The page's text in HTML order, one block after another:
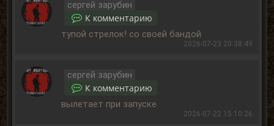
сергей зарубин
К комментарию
тупой стрелок! со своей бандой
2026-07-23 20:38:49
сергей зарубин
К комментарию
вылетает при запуске
2026-07-22 15:10:26